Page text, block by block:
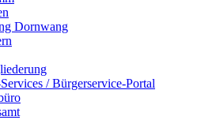
Dornwang
/ Bürgerservice-Portal